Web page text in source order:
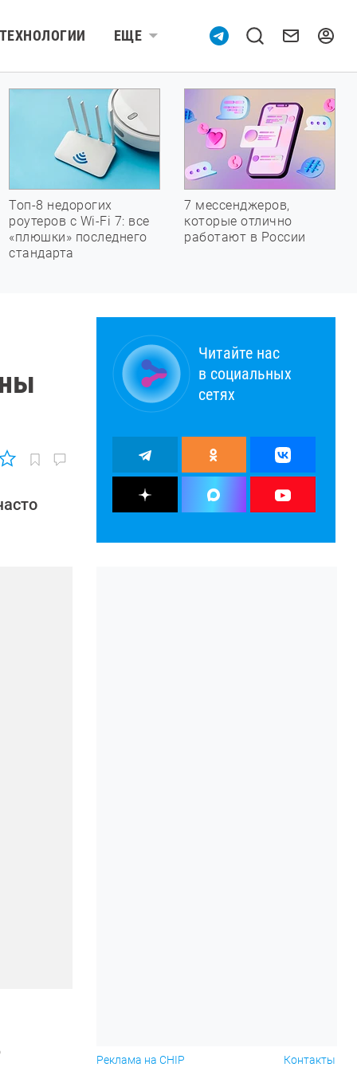
ЕЩЕ
Топ-8 недорогих
роутеров с Wi-Fi 7: все
«плюшки» последнего
стандарта
7 мессенджеров,
которые отлично
работают в России
Читайте нас
в социальных
сетях
Реклама на CHIP Контакты